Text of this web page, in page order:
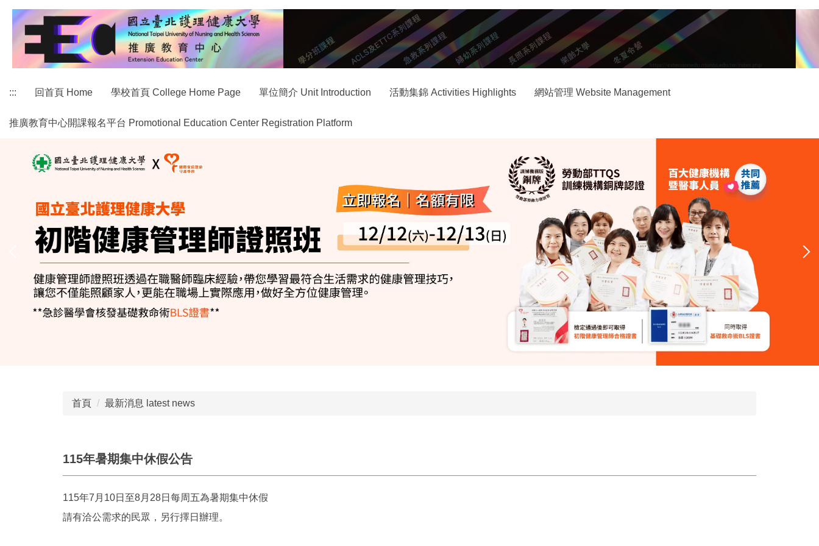
跳
到
內
區
::: 回首頁 Home 學校首頁 College Home Page 單位簡介 Unit Introduction 活動集錦 Activities Highlights 網站管理 Website Management
推廣教育中心開課報名平台 Promotional Education Center Registration Platform
首頁 最新消息 latest news
115年暑期集中休假公告
115年7月10日至8月28日每周五為暑期集中休假
請有洽公需求的民眾，另行擇日辦理。